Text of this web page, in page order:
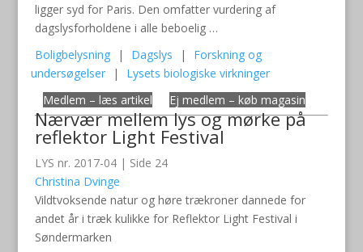
ligger syd for Paris. Den omfatter vurdering af
dagslysforholdene i alle beboelig …
Boligbelysning
| Dagslys |
Forskning og
undersøgelser
|
Lysets biologiske virkninger
Medlem – læs artikel
Ej medlem – køb magasin
Nærvær mellem lys og mørke på
reflektor Light Festival
LYS nr. 2017-04 | Side 24
Christina Dvinge
Vildtvoksende natur og høre trækroner dannede for
andet år i træk kulikke for Reflektor Light Festival i
Søndermarken